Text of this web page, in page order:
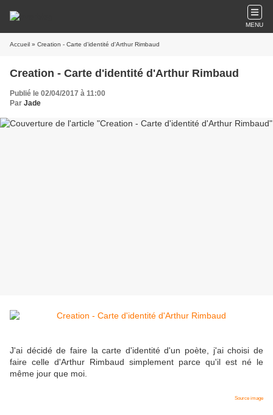
MENU
Accueil » Creation - Carte d'identité d'Arthur Rimbaud
Creation - Carte d'identité d'Arthur Rimbaud
Publié le 02/04/2017 à 11:00
Par Jade
J'ai décidé de faire la carte d'identité d'un poète, j'ai choisi de
faire celle d'Arthur Rimbaud simplement parce qu'il est né le
même jour que moi.
Source image